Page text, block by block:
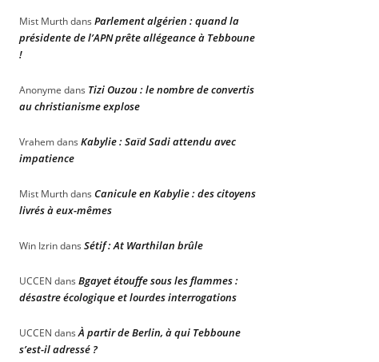
Mist Murthdans Parlement algérien : quand la
présidente de l’APN prête allégeance à Tebboune
!
Anonyme dans Tizi Ouzou : le nombre de convertis
au christianisme explose
Vrahemdans Kabylie : Saïd Sadi attendu avec
impatience
Mist Murthdans Canicule en Kabylie : des citoyens
livrés à eux-mêmes
Win Izrindans Sétif : At Warthilan brûle
UCCEN dans Bgayet étouffe sous les flammes :
désastre écologique et lourdes interrogations
UCCEN dansÀ partir de Berlin, à qui Tebboune
s’est-il adressé ?